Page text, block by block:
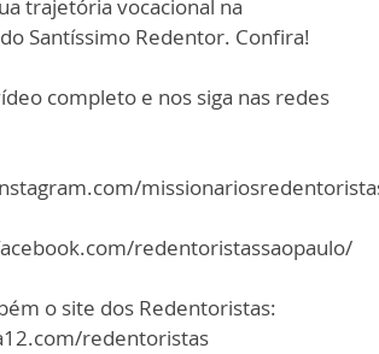
trajetória vocacional na
Santíssimo Redentor. Confira!
completo e nos siga nas redes
redentoristassaopaulo/
o site dos Redentoristas:
redentoristas